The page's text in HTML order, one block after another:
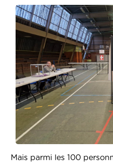
Mais parmi les 100